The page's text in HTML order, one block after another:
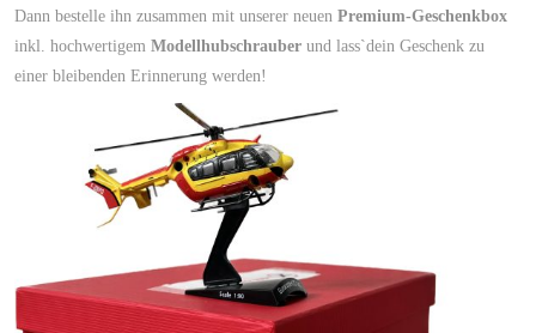
Dann bestelle ihn zusammen mit unserer neuenPremium-Geschenkbox
inkl. hochwertigemModellhubschrauberund lass`dein Geschenk zu
einer bleibenden Erinnerung werden!